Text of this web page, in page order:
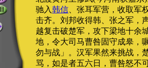
驰入韩信 、张耳军营，收取军
击齐。刘邦收得韩、张之军，
越复击破楚军，攻下梁地十余
地，令大司马曹咎固守成皋，
勿与战」。汉军果然来挑战，
骂，如是者五六日，曹咎怒不